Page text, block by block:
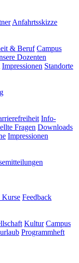
Anfahrtsskizze
& Beruf Campus
Dozenten
Impressionen Standorte
Info-
Fragen Downloads
Impressionen
Kurse Feedback
Kultur Campus
Programmheft